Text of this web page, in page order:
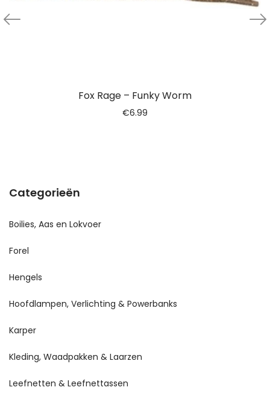
Fox Rage – Funky Worm
€6.99
Categorieën
Boilies, Aas en Lokvoer
Forel
Hengels
Hoofdlampen, Verlichting & Powerbanks
Karper
Kleding, Waadpakken & Laarzen
Leefnetten & Leefnettassen